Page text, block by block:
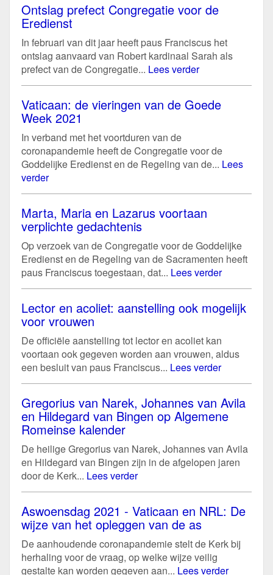
Ontslag prefect Congregatie voor de
Eredienst
In februari van dit jaar heeft paus Franciscus het
ontslag aanvaard van Robert kardinaal Sarah als
prefect van de Congregatie... Lees verder
Vaticaan: de vieringen van de Goede
Week 2021
In verband met het voortduren van de
coronapandemie heeft de Congregatie voor de
Goddelijke Eredienst en de Regeling van de... Lees
verder
Marta, Maria en Lazarus voortaan
verplichte gedachtenis
Op verzoek van de Congregatie voor de Goddelijke
Eredienst en de Regeling van de Sacramenten heeft
paus Franciscus toegestaan, dat... Lees verder
Lector en acoliet: aanstelling ook mogelijk
voor vrouwen
De officiële aanstelling tot lector en acoliet kan
voortaan ook gegeven worden aan vrouwen, aldus
een besluit van paus Franciscus... Lees verder
Gregorius van Narek, Johannes van Avila
en Hildegard van Bingen op Algemene
Romeinse kalender
De heilige Gregorius van Narek, Johannes van Avila
en Hildegard van Bingen zijn in de afgelopen jaren
door de Kerk... Lees verder
Aswoensdag 2021 - Vaticaan en NRL: De
wijze van het opleggen van de as
De aanhoudende coronapandemie stelt de Kerk bij
herhaling voor de vraag, op welke wijze veilig
gestalte kan worden gegeven aan... Lees verder